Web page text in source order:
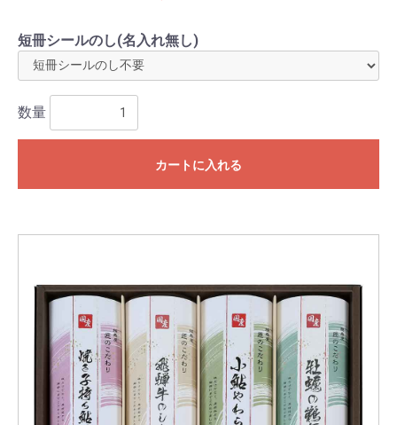
短冊シールのし(名入れ無し)
数量
カートに入れる